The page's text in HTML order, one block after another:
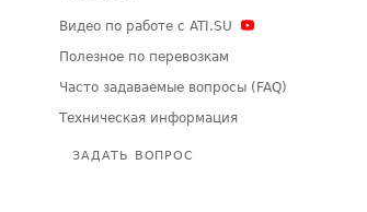
Видео по работе с ATI.SU
Полезное по перевозкам
Часто задаваемые вопросы (FAQ)
Техническая информация
ЗАДАТЬ ВОПРОС